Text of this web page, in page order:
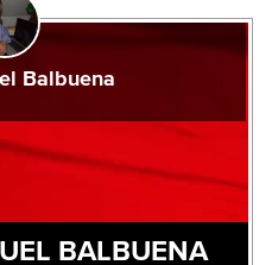
Balbuena
BALBUENA